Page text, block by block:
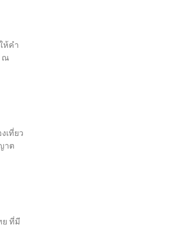
ห้คำ
ณ
เที่ยว
าต
ย ที่มี